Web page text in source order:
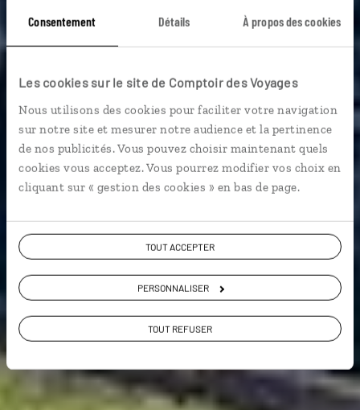
Consentement Détails À propos des cookies
Les cookies sur le site de Comptoir des Voyages
Nous utilisons des cookies pour faciliter votre navigation
sur notre site et mesurer notre audience et la pertinence
de nos publicités. Vous pouvez choisir maintenant quels
cookies vous acceptez. Vous pourrez modifier vos choix en
cliquant sur « gestion des cookies » en bas de page.
TOUT ACCEPTER
PERSONNALISER
TOUT REFUSER
L’Irlande sans volant
Circuit en train et en bus en Irlande : Dublin, Galway,
Belfast...
Voir les 616 avis sur les voyages en Irlande
VOIR LA GALERIE PHOTOS